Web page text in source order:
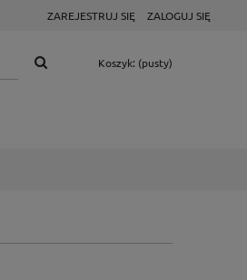
ZAREJESTRUJ SIĘ ZALOGUJ SIĘ
Koszyk: (pusty)